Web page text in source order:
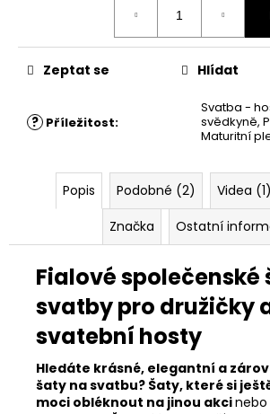
? Příležitost:
Svatba -
svědkyně,
Maturitní
Zeptat se Hlídat
Popis Podobné (2) Videa (1)
Značka
Ostatní
Fialovéspolečenské
svatby pro družičky
svatební hosty
Hledáte krásné, elegantní a
šaty na svatbu? Šaty, které si
moci obléknout na jinou akci